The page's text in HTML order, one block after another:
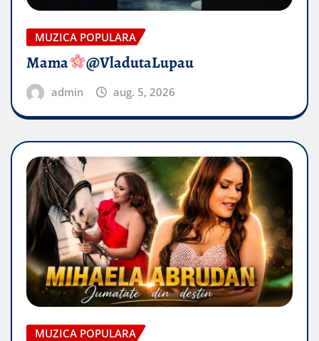
MUZICA POPULARA
Mama @VladutaLupau
admin aug. 5, 2026
MUZICA POPULARA